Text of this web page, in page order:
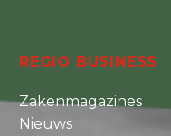
REGIO BUSINESS
Zakenmagazines
Nieuws